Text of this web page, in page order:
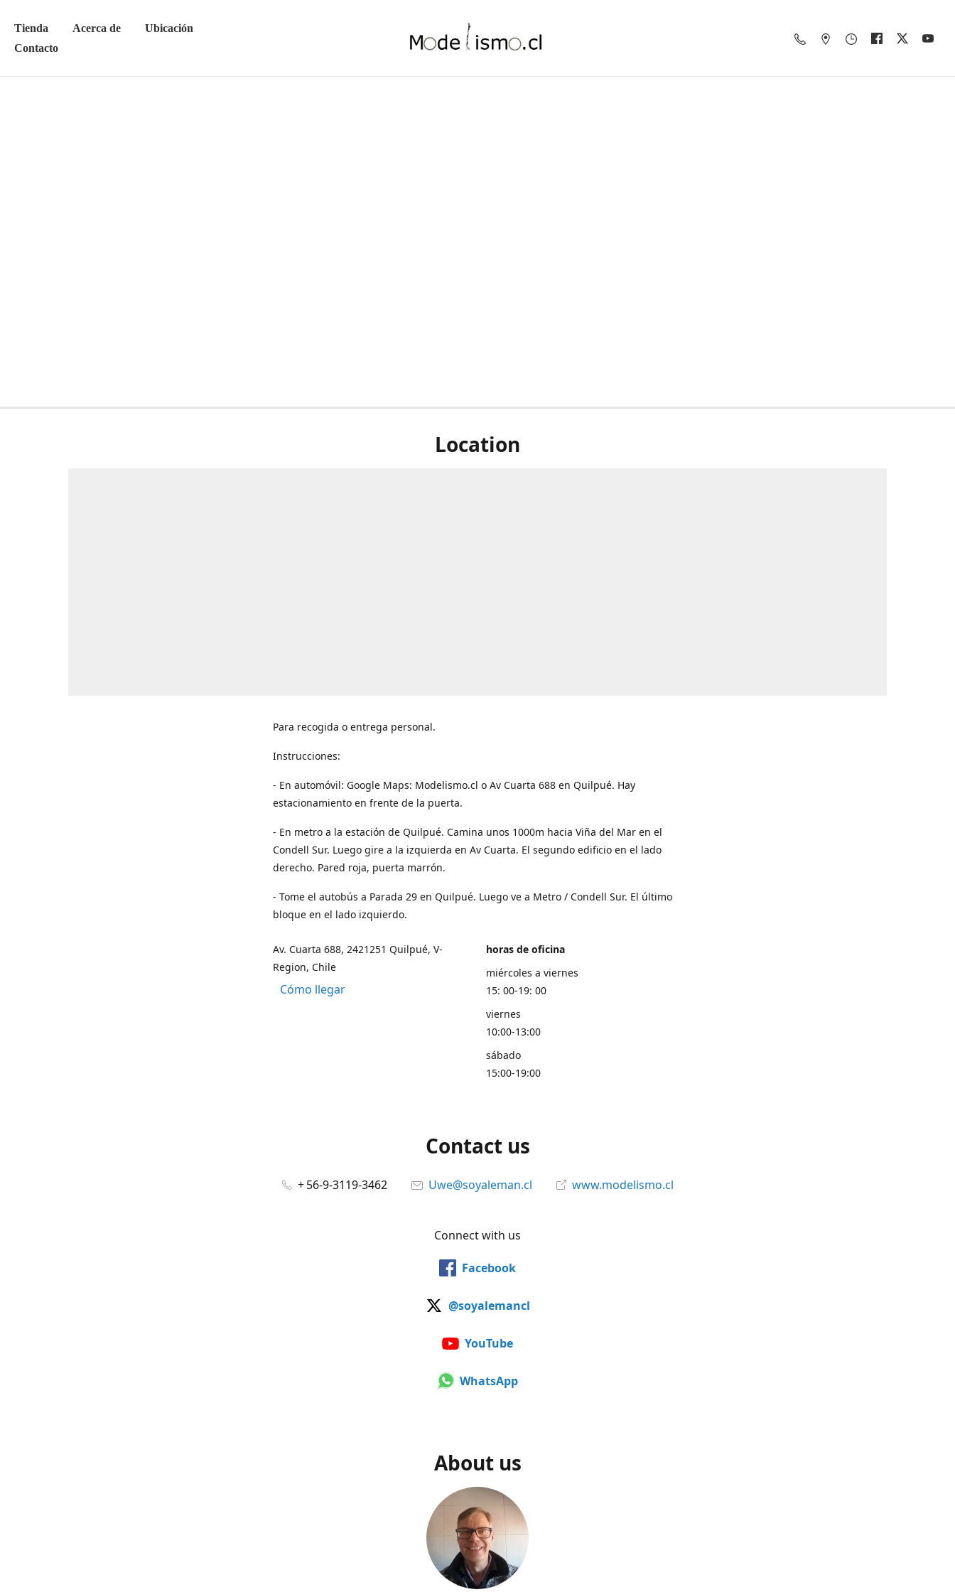
Tienda Acerca de
Ubicación
Contacto
Location
Para recogida o entrega personal.
Instrucciones:
- En automóvil: Google Maps: Modelismo.cl o Av Cuarta 688 en Quilpué. Hay
estacionamiento en frente de la puerta.
- En metro a la estación de Quilpué. Camina unos 1000m hacia Viña del Mar en el
Condell Sur. Luego gire a la izquierda en Av Cuarta. El segundo edificio en el lado
derecho. Pared roja, puerta marrón.
- Tome el autobús a Parada 29 en Quilpué. Luego ve a Metro / Condell Sur. El último
bloque en el lado izquierdo.
Av. Cuarta 688, 2421251 Quilpué, V-
Region, Chile
Cómo llegar
horas de oficina
miércoles a viernes
15: 00-19: 00
viernes
10:00-13:00
sábado
15:00-19:00
Contact us
+ 56-9-3119-3462 Uwe@soyaleman.cl www.modelismo.cl
Connect with us
Facebook
@soyalemancl
YouTube
WhatsApp
About us